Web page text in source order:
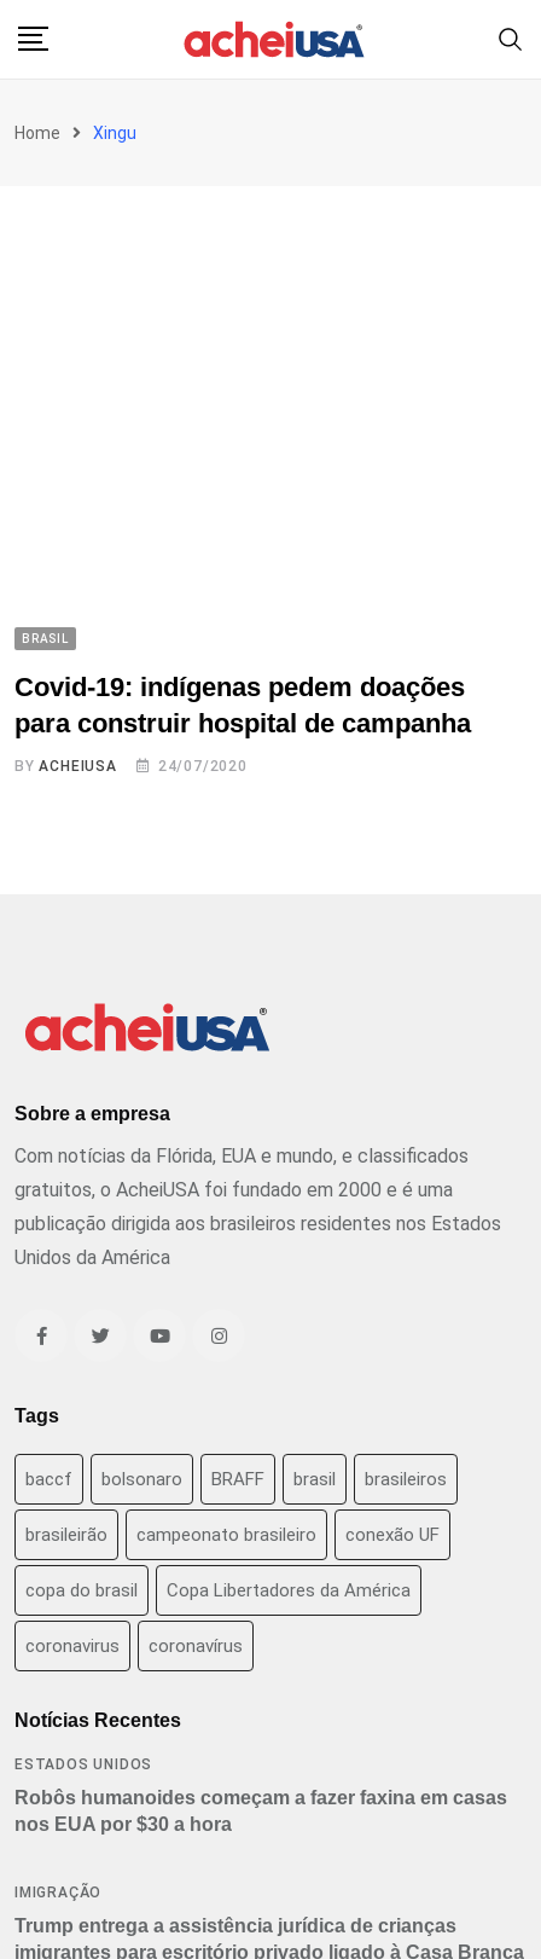
Home Xingu
BRASIL
Covid-19: indígenas pedem doações
para construir hospital de campanha
BYACHEIUSA 24/07/2020
Sobre a empresa
Com notícias da Flórida, EUA e mundo, e classificados
gratuitos, o AcheiUSA foi fundado em 2000 e é uma
publicação dirigida aos brasileiros residentes nos Estados
Unidos da América
Tags
baccf bolsonaro BRAFF brasil brasileiros
brasileirão campeonato brasileiro conexão UF
copa do brasil Copa Libertadores da América
coronavirus coronavírus
Notícias Recentes
ESTADOS UNIDOS
Robôs humanoides começam a fazer faxina em casas
nos EUA por $30 a hora
IMIGRAÇÃO
Trump entrega a assistência jurídica de crianças
imigrantes para escritório privado ligado à Casa Branca